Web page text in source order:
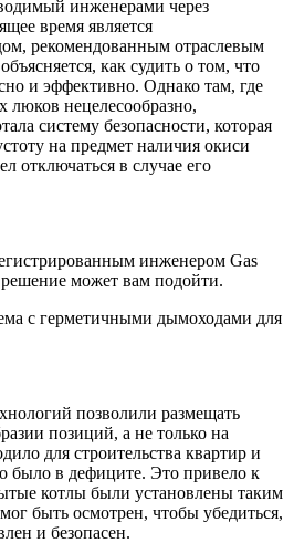
инженерами через
время является
рекомендованным отраслевым
как судить о том, что
и эффективно. Однако там, где
люков нецелесообразно,
систему безопасности, которая
на предмет наличия окиси
отключаться в случае его
инженером Gas
решение может вам подойти.
с герметичными дымоходами для
позволили размещать
позиций, а не только на
для строительства квартир и
было в дефиците. Это привело к
котлы были установлены таким
быть осмотрен, чтобы убедиться,
и безопасен.